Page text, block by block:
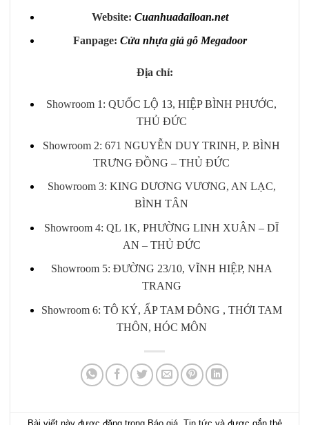
Website:Cuanhuadailoan.net
Fanpage: Cửa nhựa giả gỗ Megadoor
Địa chỉ:
Showroom 1: QUỐC LỘ 13, HIỆP BÌNH PHƯỚC,
THỦ ĐỨC
Showroom 2: 671 NGUYỄN DUY TRINH, P. BÌNH
TRƯNG ĐỒNG – THỦ ĐỨC
Showroom 3: KING DƯƠNG VƯƠNG, AN LẠC,
BÌNH TÂN
Showroom 4: QL 1K, PHƯỜNG LINH XUÂN – DĨ
AN – THỦ ĐỨC
Showroom 5: ĐƯỜNG 23/10, VĨNH HIỆP, NHA
TRANG
Showroom 6: TÔ KÝ, ẤP TAM ĐÔNG , THỚI TAM
THÔN, HÓC MÔN